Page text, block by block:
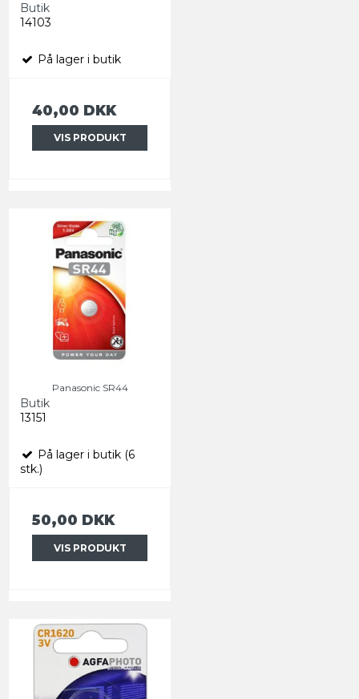
Butik
14103
På lager i butik
40,00 DKK
VIS PRODUKT
Panasonic SR44
Butik
13151
På lager i butik (6
stk.)
50,00 DKK
VIS PRODUKT